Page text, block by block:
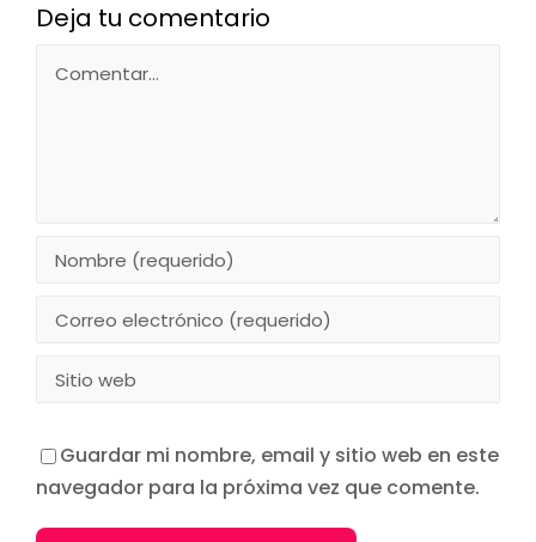
Deja tu comentario
Guardar mi nombre, email y sitio web en este
navegador para la próxima vez que comente.